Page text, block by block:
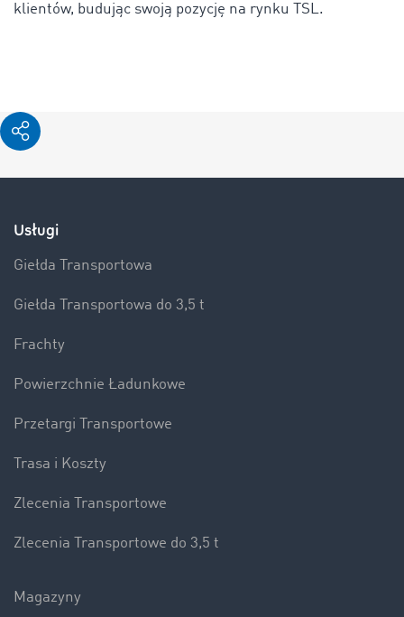
klientów, budując swoją pozycję na rynku TSL.
Usługi
Giełda Transportowa
Giełda Transportowa do 3,5 t
Frachty
Powierzchnie Ładunkowe
Przetargi Transportowe
Trasa i Koszty
Zlecenia Transportowe
Zlecenia Transportowe do 3,5 t
Magazyny